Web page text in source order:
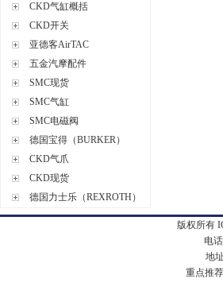
CKD气缸概括
CKD开关
亚德客AirTAC
五金汽摩配件
SMC现货
SMC气缸
SMC电磁阀
德国宝得（BURKER）
CKD气爪
CKD现货
德国力士乐（REXROTH）
版权所有
电
地址
重点推